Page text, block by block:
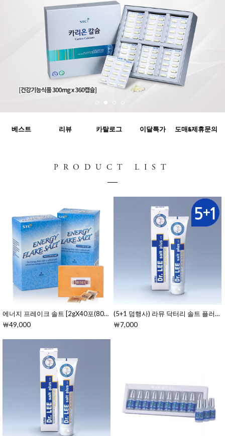
베스트 리뷰 카탈로그 이달특가 도매&제휴문의
PRODUCT LIST
에너지 프레이크 솔트 [2gX40포(80g)]
￦49,000
(5+1 덤행사) 라뮤 닥터리 솔트 플러스 치약
￦7,000